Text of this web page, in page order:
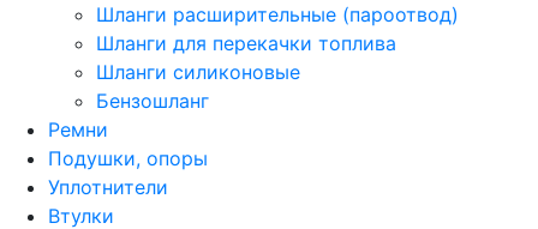
Шланги расширительные (пароотвод)
Шланги для перекачки топлива
Шланги силиконовые
Бензошланг
Ремни
Подушки, опоры
Уплотнители
Втулки